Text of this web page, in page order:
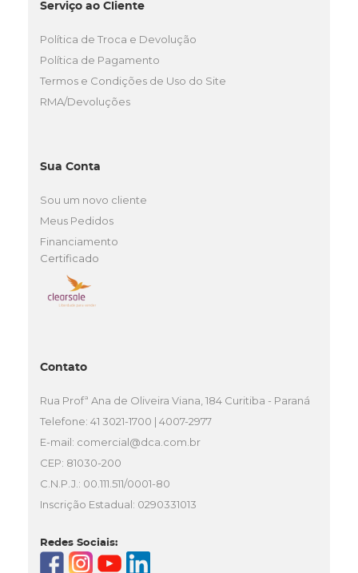
Serviço ao Cliente
Política de Troca e Devolução
Política de Pagamento
Termos e Condições de Uso do Site
RMA/Devoluções
Sua Conta
Sou um novo cliente
Meus Pedidos
Financiamento
Certificado
Contato
Rua Profª Ana de Oliveira Viana, 184 Curitiba - Paraná
Telefone: 41 3021-1700 | 4007-2977
E-mail: comercial@dca.com.br
CEP: 81030-200
C.N.P.J.: 00.111.511/0001-80
Inscrição Estadual: 0290331013
Redes Sociais: